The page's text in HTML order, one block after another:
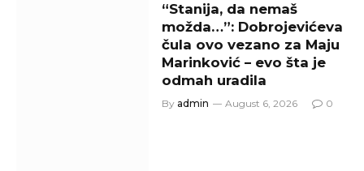
“Stanija, da nemaš
možda…”: Dobrojevićeva
čula ovo vezano za Maju
Marinković – evo šta je
odmah uradila
By admin August 6, 2026 0